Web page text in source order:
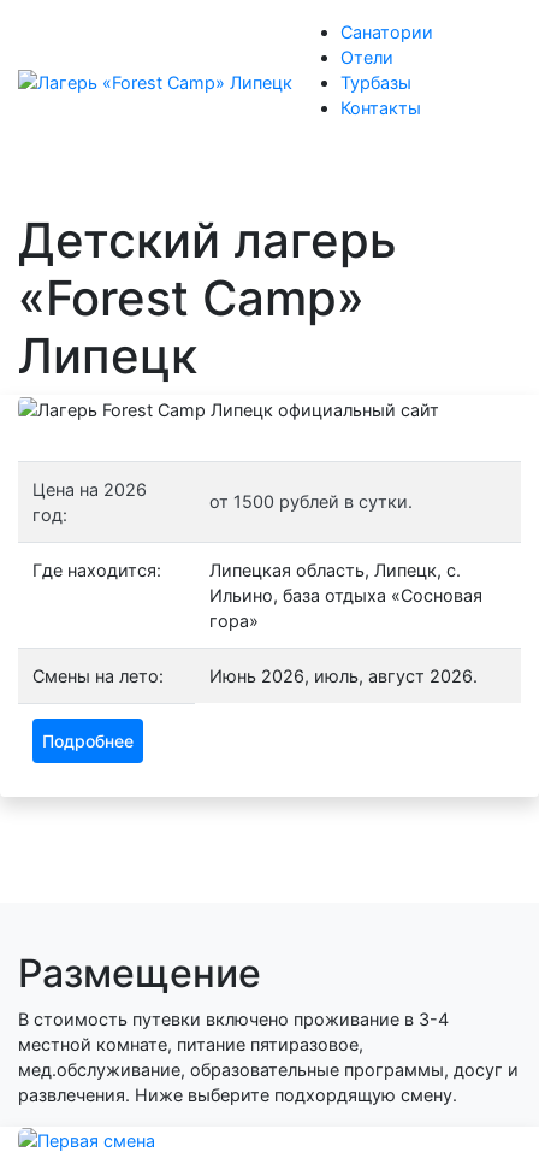
Санатории
Отели
Турбазы
Контакты
Детский лагерь
«Forest Camp»
Липецк
Цена на 2026
год:
от 1500 рублей в сутки.
Где находится:
Липецкая область, Липецк, с.
Ильино, база отдыха «Сосновая
гора»
Смены на лето: Июнь 2026, июль, август 2026.
Подробнее
Размещение
В стоимость путевки включено проживание в 3-4
местной комнате, питание пятиразовое,
мед.обслуживание, образовательные программы, досуг и
развлечения. Ниже выберите подхордящую смену.